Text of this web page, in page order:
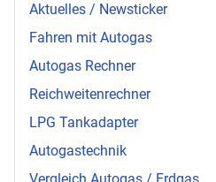
Aktuelles / Newsticker
Fahren mit Autogas
Autogas Rechner
Reichweitenrechner
LPG Tankadapter
Autogastechnik